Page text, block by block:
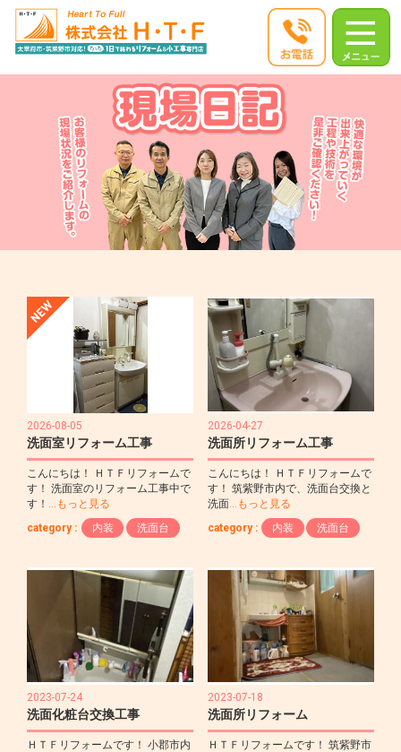
2026-08-05
洗面室リフォーム工事
こんにちは！ ＨＴＦリフォームで
す！ 洗面室のリフォーム工事中で
す！ …もっと見る
category :
内装 洗面台
2026-04-27
洗面所リフォーム工事
こんにちは！ ＨＴＦリフォームで
す！ 筑紫野市内で、洗面台交換と
洗面…もっと見る
category :
内装 洗面台
2023-07-24
洗面化粧台交換工事
ＨＴＦリフォームです！ 小郡市内
2023-07-18
洗面所リフォーム
ＨＴＦリフォームです！ 筑紫野市